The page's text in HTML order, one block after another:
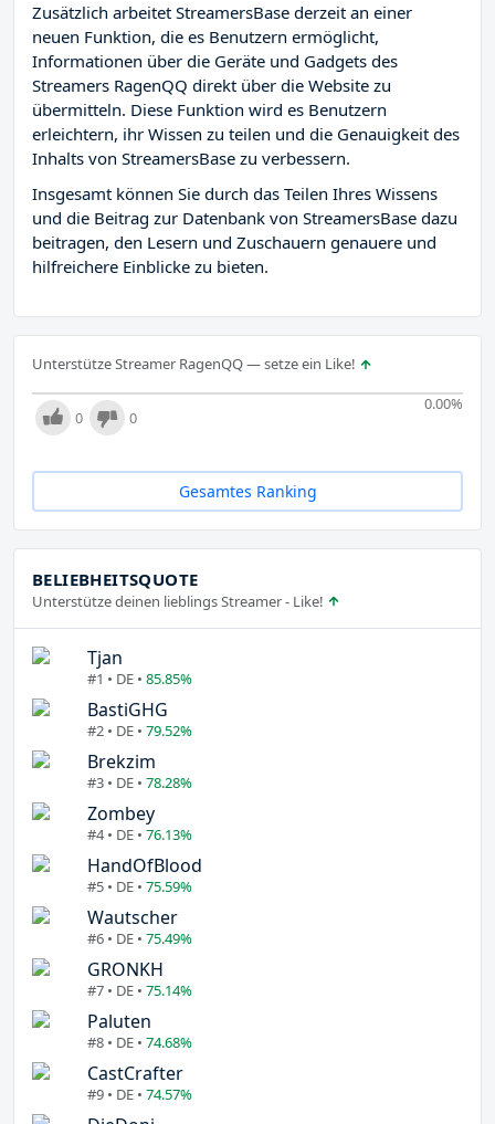
Zusätzlich arbeitet StreamersBase derzeit an einer
neuen Funktion, die es Benutzern ermöglicht,
Informationen über die Geräte und Gadgets des
Streamers RagenQQ direkt über die Website zu
übermitteln. Diese Funktion wird es Benutzern
erleichtern, ihr Wissen zu teilen und die Genauigkeit des
Inhalts von StreamersBase zu verbessern.
Insgesamt können Sie durch das Teilen Ihres Wissens
und die Beitrag zur Datenbank von StreamersBase dazu
beitragen, den Lesern und Zuschauern genauere und
hilfreichere Einblicke zu bieten.
Unterstütze Streamer RagenQQ — setze ein Like!
0.00%
0 0
Gesamtes Ranking
BELIEBHEITSQUOTE
Unterstütze deinen lieblings Streamer - Like!
Tjan
#1 • DE • 85.85%
BastiGHG
#2 • DE • 79.52%
Brekzim
#3 • DE • 78.28%
Zombey
#4 • DE • 76.13%
HandOfBlood
#5 • DE • 75.59%
Wautscher
#6 • DE • 75.49%
GRONKH
#7 • DE • 75.14%
Paluten
#8 • DE • 74.68%
CastCrafter
#9 • DE • 74.57%